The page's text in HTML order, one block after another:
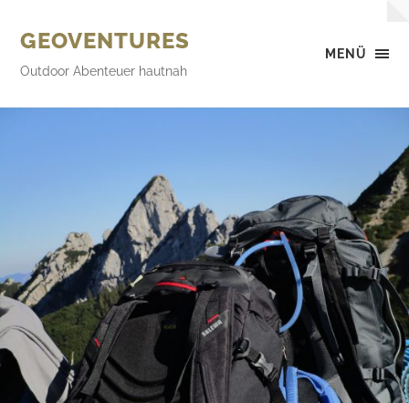
MENÜ
GEOVENTURES
Outdoor Abenteuer hautnah